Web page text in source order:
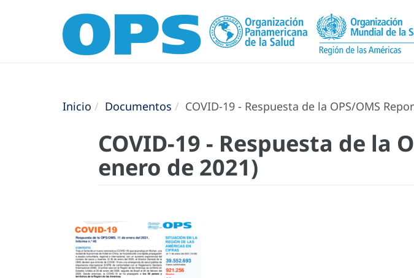
Inicio Documentos COVID-19 - Respuesta de la OPS/OMS
COVID-19 - Respuesta de la
enero de 2021)